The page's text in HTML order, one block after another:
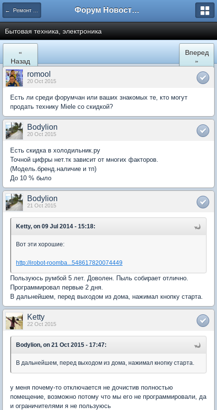
← Ремонт и обустройство Форум Новостройки
Бытовая техника, электроника
«
Назад
Вперед
»
romool
20 Oct 2015
Есть ли среди форумчан или ваших знакомых те, кто могут
продать технику Miele со скидкой?
Bodylion
20 Oct 2015
Есть скидка в холодильник.ру
Точной цифры нет.тк зависит от многих факторов.
(Модель.бренд.наличие и тп)
До 10 % было
Bodylion
21 Oct 2015
Ketty, on 09 Jul 2014 - 15:18:
Вот эти хорошие:
http://irobot-roomba...548617820074449
Пользуюсь румбой 5 лет. Доволен. Пыль собирает отлично.
Программировал первые 2 дня.
В дальнейшем, перед выходом из дома, нажимал кнопку старта.
Ketty
22 Oct 2015
Bodylion, on 21 Oct 2015 - 17:47:
В дальнейшем, перед выходом из дома, нажимал кнопку старта.
у меня почему-то отключается не дочистив полностью
помещение, возможно потому что мы его не программировали, да
и ограничителями я не пользуюсь